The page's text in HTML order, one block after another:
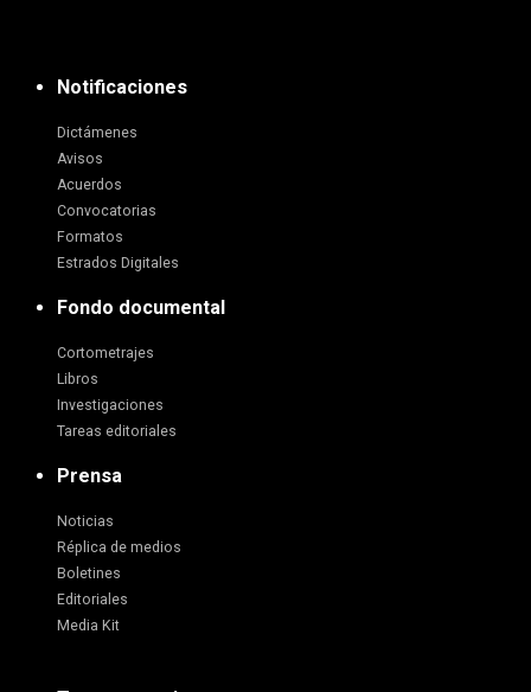
Notificaciones
Dictámenes
Avisos
Acuerdos
Convocatorias
Formatos
Estrados Digitales
Fondo documental
Cortometrajes
Libros
Investigaciones
Tareas editoriales
Prensa
Noticias
Réplica de medios
Boletines
Editoriales
Media Kit